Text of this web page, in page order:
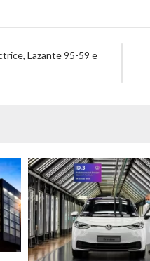
Lazante 95-59 e